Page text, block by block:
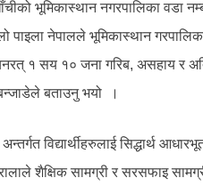
भूमिकास्थान नगरपालिका वडा
पाइला नेपालले भूमिकास्थान
१ सय १० जना गरिब, असहाय र
बताउनु भयो ।
विद्यार्थीहरुलाई सिद्धार्थ
शैक्षिक सामग्री र सरसफाइ